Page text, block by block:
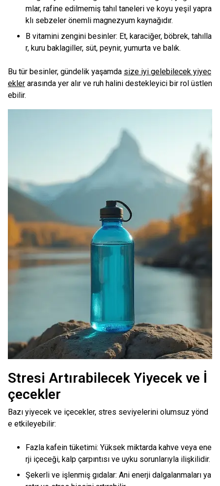
mlar, rafine edilmemiş tahıl taneleri ve koyu yeşil yapra
klı sebzeler önemli magnezyum kaynağıdır.
B vitamini zengini besinler: Et, karaciğer, böbrek, tahılla
r, kuru baklagiller, süt, peynir, yumurta ve balık.
Bu tür besinler, gündelik yaşamda size iyi gelebilecek yiyec
ekler arasında yer alır ve ruh halini destekleyici bir rol üstlen
ebilir.
Stresi Artırabilecek Yiyecek ve İ
çecekler
Bazı yiyecek ve içecekler, stres seviyelerini olumsuz yönd
e etkileyebilir:
Fazla kafein tüketimi: Yüksek miktarda kahve veya ene
rji içeceği, kalp çarpıntısı ve uyku sorunlarıyla ilişkilidir.
Şekerli ve işlenmiş gıdalar: Ani enerji dalgalanmaları ya